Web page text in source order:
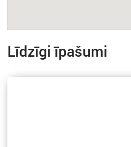
Līdzīgi īpašumi